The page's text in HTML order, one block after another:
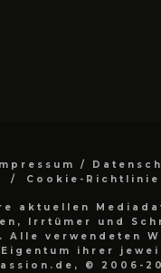
/
Cookie-Richtlinie
aktuellen
Irrtümer und
Alle verwendeten
ihrer
© 2006-